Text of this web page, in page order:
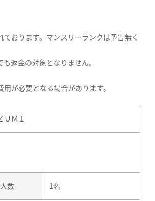
おります。マンスリーランクは予告無く
返金の対象となりません。
が必要となる場合があります。
ＵＭＩ
数 1名